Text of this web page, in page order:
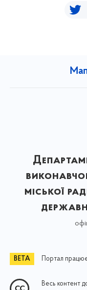
міської
Портал
Весь контент